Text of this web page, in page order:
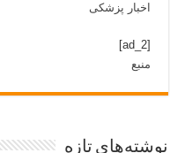
اخبار پزشکی
[ad_2]
منبع
نوشته‌های تازه